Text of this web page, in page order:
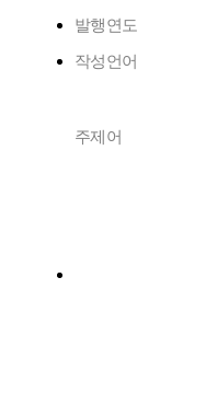
발행연도
작성언어
주제어